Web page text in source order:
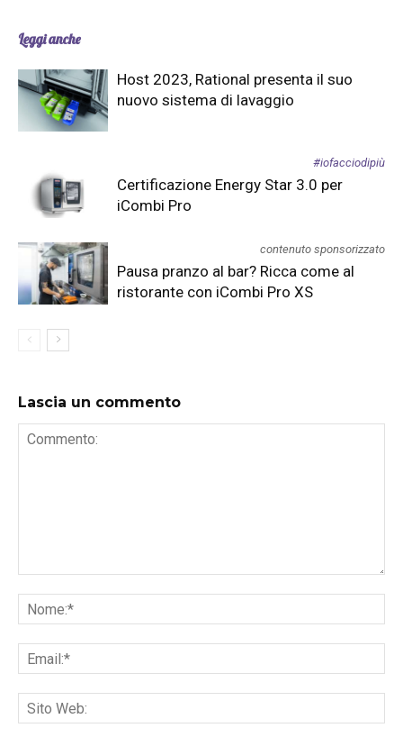
Leggi anche
Host 2023, Rational presenta il suo
nuovo sistema di lavaggio
#iofacciodipiù
Certificazione Energy Star 3.0 per
iCombi Pro
contenuto sponsorizzato
Pausa pranzo al bar? Ricca come al
ristorante con iCombi Pro XS
Lascia un commento